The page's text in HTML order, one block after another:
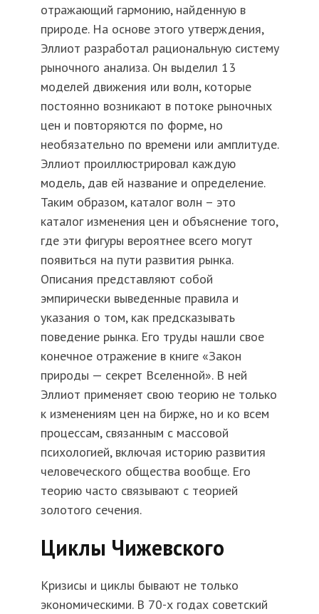
отражающий гармонию, найденную в
природе. На основе этого утверждения,
Эллиот разработал рациональную систему
рыночного анализа. Он выделил 13
моделей движения или волн, которые
постоянно возникают в потоке рыночных
цен и повторяются по форме, но
необязательно по времени или амплитуде.
Эллиот проиллюстрировал каждую
модель, дав ей название и определение.
Таким образом, каталог волн – это
каталог изменения цен и объяснение того,
где эти фигуры вероятнее всего могут
появиться на пути развития рынка.
Описания представляют собой
эмпирически выведенные правила и
указания о том, как предсказывать
поведение рынка. Его труды нашли свое
конечное отражение в книге «Закон
природы — секрет Вселенной». В ней
Эллиот применяет свою теорию не только
к изменениям цен на бирже, но и ко всем
процессам, связанным с массовой
психологией, включая историю развития
человеческого общества вообще. Его
теорию часто связывают с теорией
золотого сечения.
Циклы Чижевского
Кризисы и циклы бывают не только
экономическими. В 70-х годах советский